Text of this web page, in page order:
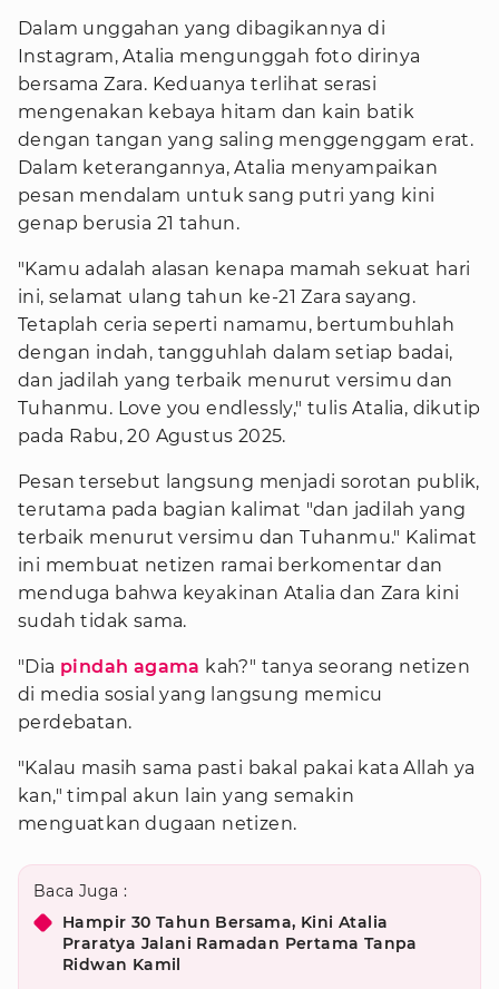
Dalam unggahan yang dibagikannya di
Instagram, Atalia mengunggah foto dirinya
bersama Zara. Keduanya terlihat serasi
mengenakan kebaya hitam dan kain batik
dengan tangan yang saling menggenggam erat.
Dalam keterangannya, Atalia menyampaikan
pesan mendalam untuk sang putri yang kini
genap berusia 21 tahun.
"Kamu adalah alasan kenapa mamah sekuat hari
ini, selamat ulang tahun ke-21 Zara sayang.
Tetaplah ceria seperti namamu, bertumbuhlah
dengan indah, tangguhlah dalam setiap badai,
dan jadilah yang terbaik menurut versimu dan
Tuhanmu. Love you endlessly," tulis Atalia, dikutip
pada Rabu, 20 Agustus 2025.
Pesan tersebut langsung menjadi sorotan publik,
terutama pada bagian kalimat "dan jadilah yang
terbaik menurut versimu dan Tuhanmu." Kalimat
ini membuat netizen ramai berkomentar dan
menduga bahwa keyakinan Atalia dan Zara kini
sudah tidak sama.
"Dia pindah agama kah?" tanya seorang netizen
di media sosial yang langsung memicu
perdebatan.
"Kalau masih sama pasti bakal pakai kata Allah ya
kan," timpal akun lain yang semakin
menguatkan dugaan netizen.
Baca Juga :
Hampir 30 Tahun Bersama, Kini Atalia
Praratya Jalani Ramadan Pertama Tanpa
Ridwan Kamil